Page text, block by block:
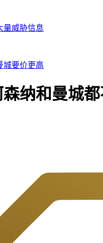
量威胁信息
城要价更高
纳和曼城